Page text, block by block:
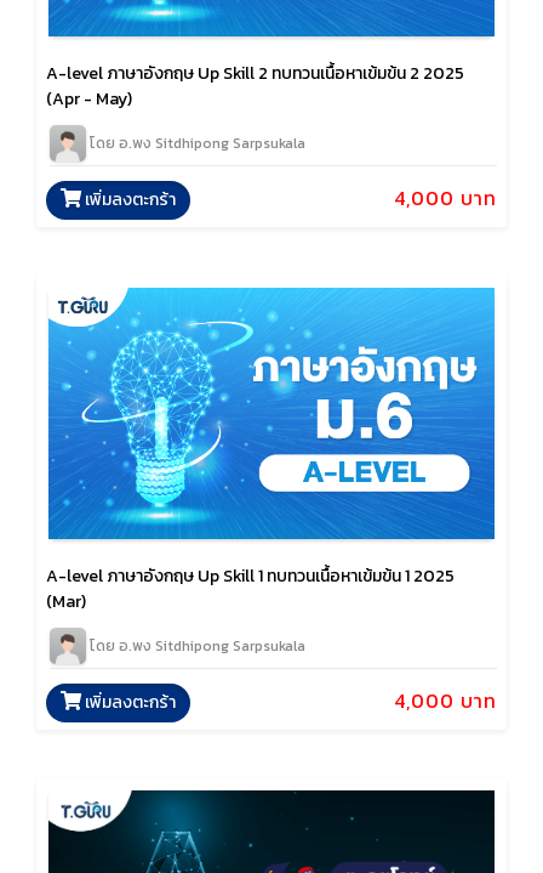
A-level ภาษาอังกฤษ Up Skill 2 ทบทวนเนื้อหาเข้มข้น 2 2025
(Apr - May)
โดย อ.พง Sitdhipong Sarpsukala
4,000 บาท
เพิ่มลงตะกร้า
A-level ภาษาอังกฤษ Up Skill 1 ทบทวนเนื้อหาเข้มข้น 1 2025
(Mar)
โดย อ.พง Sitdhipong Sarpsukala
4,000 บาท
เพิ่มลงตะกร้า